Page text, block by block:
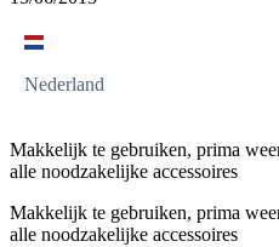
Nederland
Makkelijk te gebruiken, prima
alle noodzakelijke accessoires
Makkelijk te gebruiken, prima
alle noodzakelijke accessoires